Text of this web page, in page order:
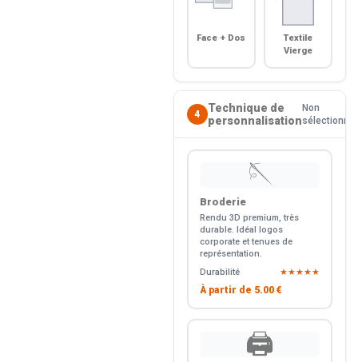
Face + Dos
Textile
Vierge
4
Technique de
personnalisation
Non
sélectionné
🪡
Broderie
Rendu 3D premium, très
durable. Idéal logos
corporate et tenues de
représentation.
Durabilité
★★★★★
À partir de 5.00 €
🖨️